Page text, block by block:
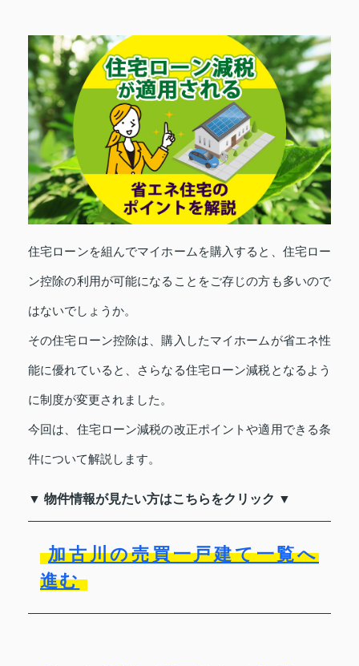
住宅ローンを組んでマイホームを購入すると、住宅ロー
ン控除の利用が可能になることをご存じの方も多いので
はないでしょうか。
その住宅ローン控除は、購入したマイホームが省エネ性
能に優れていると、さらなる住宅ローン減税となるよう
に制度が変更されました。
今回は、住宅ローン減税の改正ポイントや適用できる条
件について解説します。
▼ 物件情報が見たい方はこちらをクリック ▼
加古川の売買一戸建て一覧へ
進む